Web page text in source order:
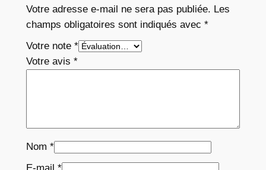
Votre adresse e-mail ne sera pas publiée. Les
champs obligatoires sont indiqués avec *
Votre note *
Votre avis *
Nom *
E-mail *